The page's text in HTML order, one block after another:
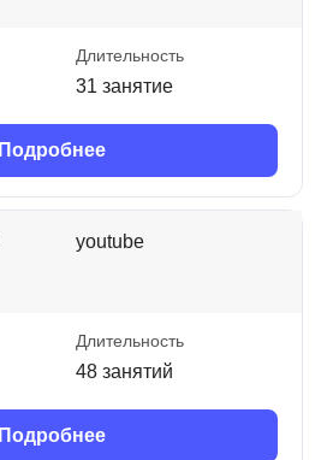
Длительность
31 занятие
Подробнее
youtube
Длительность
48 занятий
Подробнее